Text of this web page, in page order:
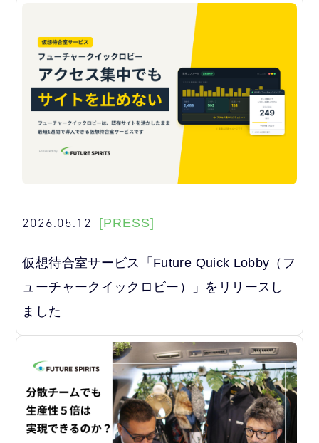
2026.05.12 [PRESS]
仮想待合室サービス「Future Quick Lobby（フ
ューチャークイックロビー）」をリリースし
ました